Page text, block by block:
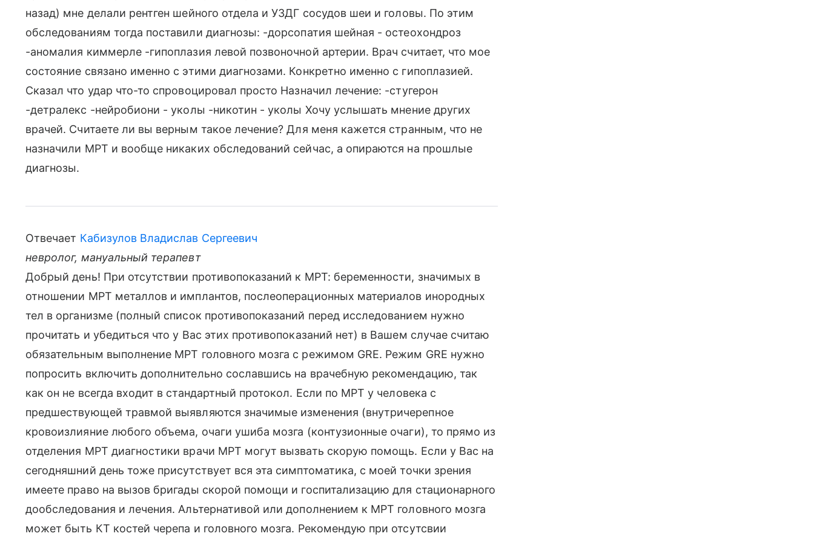
назад) мне делали рентген шейного отдела и УЗДГ сосудов шеи и головы. По этим
обследованиям тогда поставили диагнозы: -дорсопатия шейная - остеохондроз
-аномалия киммерле -гипоплазия левой позвоночной артерии. Врач считает, что мое
состояние связано именно с этими диагнозами. Конкретно именно с гипоплазией.
Сказал что удар что-то спровоцировал просто Назначил лечение: -стугерон
-детралекс -нейробиони - уколы -никотин - уколы Хочу услышать мнение других
врачей. Считаете ли вы верным такое лечение? Для меня кажется странным, что не
назначили МРТ и вообще никаких обследований сейчас, а опираются на прошлые
диагнозы.
Отвечает Кабизулов Владислав Сергеевич
невролог, мануальный терапевт
Добрый день! При отсутствии противопоказаний к МРТ: беременности, значимых в
отношении МРТ металлов и имплантов, послеоперационных материалов инородных
тел в организме (полный список противопоказаний перед исследованием нужно
прочитать и убедиться что у Вас этих противопоказаний нет) в Вашем случае считаю
обязательным выполнение МРТ головного мозга с режимом GRE. Режим GRE нужно
попросить включить дополнительно сославшись на врачебную рекомендацию, так
как он не всегда входит в стандартный протокол. Если по МРТ у человека с
предшествующей травмой выявляются значимые изменения (внутричерепное
кровоизлияние любого объема, очаги ушиба мозга (контузионные очаги), то прямо из
отделения МРТ диагностики врачи МРТ могут вызвать скорую помощь. Если у Вас на
сегодняшний день тоже присутствует вся эта симптоматика, с моей точки зрения
имеете право на вызов бригады скорой помощи и госпитализацию для стационарного
дообследования и лечения. Альтернативой или дополнением к МРТ головного мозга
может быть КТ костей черепа и головного мозга. Рекомендую при отсутсвии